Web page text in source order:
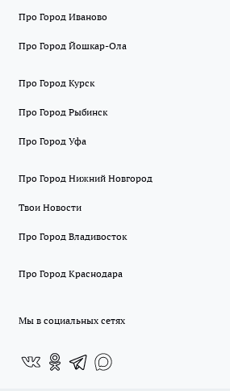
Про Город Иваново
Про Город Йошкар-Ола
Про Город Курск
Про Город Рыбинск
Про Город Уфа
Про Город Нижний Новгород
Твои Новости
Про Город Владивосток
Про Город Краснодара
Мы в социальных сетях